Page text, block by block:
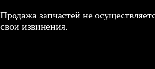
Продажа запчастей не
свои извинения.